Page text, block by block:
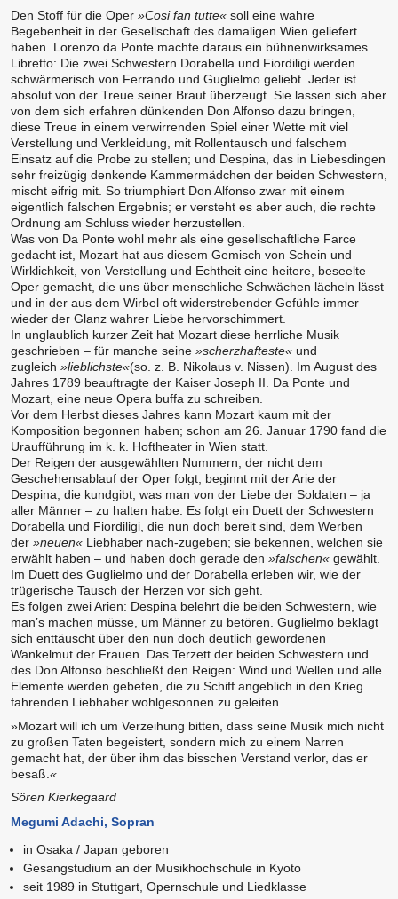
Den Stoff für die Oper »Cosi fan tutte« soll eine wahre
Begebenheit in der Gesellschaft des damaligen Wien geliefert
haben. Lorenzo da Ponte machte daraus ein bühnenwirksames
Libretto: Die zwei Schwestern Dorabella und Fiordiligi werden
schwärmerisch von Ferrando und Guglielmo geliebt. Jeder ist
absolut von der Treue seiner Braut überzeugt. Sie lassen sich aber
von dem sich erfahren dünkenden Don Alfonso dazu bringen,
diese Treue in einem verwirrenden Spiel einer Wette mit viel
Verstellung und Verkleidung, mit Rollentausch und falschem
Einsatz auf die Probe zu stellen; und Despina, das in Liebesdingen
sehr freizügig denkende Kammermädchen der beiden Schwestern,
mischt eifrig mit. So triumphiert Don Alfonso zwar mit einem
eigentlich falschen Ergebnis; er versteht es aber auch, die rechte
Ordnung am Schluss wieder herzustellen.
Was von Da Ponte wohl mehr als eine gesellschaftliche Farce
gedacht ist, Mozart hat aus diesem Gemisch von Schein und
Wirklichkeit, von Verstellung und Echtheit eine heitere, beseelte
Oper gemacht, die uns über menschliche Schwächen lächeln lässt
und in der aus dem Wirbel oft widerstrebender Gefühle immer
wieder der Glanz wahrer Liebe hervorschimmert.
In unglaublich kurzer Zeit hat Mozart diese herrliche Musik
geschrieben – für manche seine »scherzhafteste« und
zugleich »lieblichste«(so. z. B. Nikolaus v. Nissen). Im August des
Jahres 1789 beauftragte der Kaiser Joseph II. Da Ponte und
Mozart, eine neue Opera buffa zu schreiben.
Vor dem Herbst dieses Jahres kann Mozart kaum mit der
Komposition begonnen haben; schon am 26. Januar 1790 fand die
Uraufführung im k. k. Hoftheater in Wien statt.
Der Reigen der ausgewählten Nummern, der nicht dem
Geschehensablauf der Oper folgt, beginnt mit der Arie der
Despina, die kundgibt, was man von der Liebe der Soldaten – ja
aller Männer – zu halten habe. Es folgt ein Duett der Schwestern
Dorabella und Fiordiligi, die nun doch bereit sind, dem Werben
der »neuen« Liebhaber nach-zugeben; sie bekennen, welchen sie
erwählt haben – und haben doch gerade den »falschen« gewählt.
Im Duett des Guglielmo und der Dorabella erleben wir, wie der
trügerische Tausch der Herzen vor sich geht.
Es folgen zwei Arien: Despina belehrt die beiden Schwestern, wie
man’s machen müsse, um Männer zu betören. Guglielmo beklagt
sich enttäuscht über den nun doch deutlich gewordenen
Wankelmut der Frauen. Das Terzett der beiden Schwestern und
des Don Alfonso beschließt den Reigen: Wind und Wellen und alle
Elemente werden gebeten, die zu Schiff angeblich in den Krieg
fahrenden Liebhaber wohlgesonnen zu geleiten.
»Mozart will ich um Verzeihung bitten, dass seine Musik mich nicht
zu großen Taten begeistert, sondern mich zu einem Narren
gemacht hat, der über ihm das bisschen Verstand verlor, das er
besaß. «
Sören Kierkegaard
Megumi Adachi, Sopran
in Osaka / Japan geboren
Gesangstudium an der Musikhochschule in Kyoto
seit 1989 in Stuttgart, Opernschule und Liedklasse